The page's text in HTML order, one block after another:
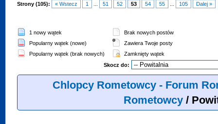
Strony (105): « Wstecz 1 51 52 53 54 55 105 Dalej »
1 nowy wątek
Popularny wątek (nowe)
Popularny wątek (brak nowych)
Brak nowych postów
Zawiera Twoje posty
Zamknięty wątek
Skocz do:
Chlopcy Rometowcy - Forum
Rometowcy /